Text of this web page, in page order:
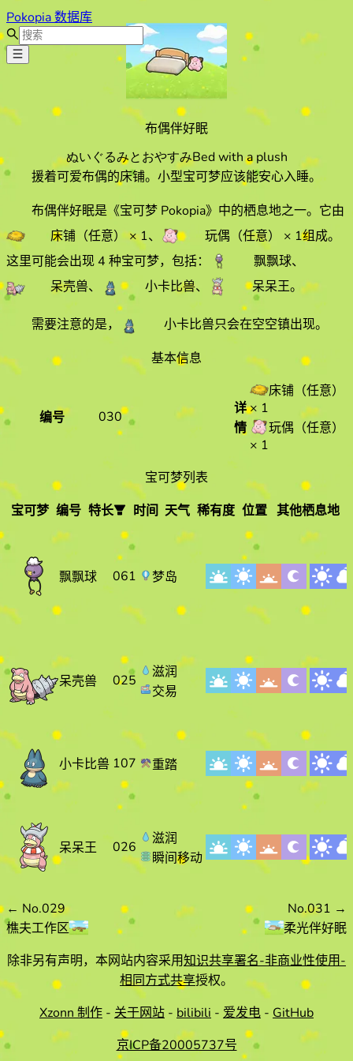
Pokopia 数据库
布偶伴好眠
ぬいぐるみとおやすみBed with a plush
援着可爱布偶的床铺。小型宝可梦应该能安心入睡。
布偶伴好眠是《宝可梦 Pokopia》中的栖息地之一。它由
床铺（任意）× 1、 玩偶（任意） × 1组成。
这里可能会出现 4 种宝可梦，包括：
飘飘球、
呆壳兽、 小卡比兽、 呆呆王。
需要注意的是， 小卡比兽只会在空空镇出现。
基本信息
编号 030
详
情
床铺（任意）
× 1
玩偶（任意）
× 1
宝可梦列表
宝可梦 编号 特长 时间 天气 稀有度 位置 其他栖息地
编
号
天气
飘飘球 061 梦岛
呆壳兽 025
滋润
交易
小卡比兽 107 重踏
呆呆王 026
滋润
瞬间移动
← No.029
樵夫工作区
No.031 →
柔光伴好眠
除非另有声明，本网站内容采用知识共享署名-非商业性使用-
相同方式共享授权。
Xzonn 制作 - 关于网站 - bilibili - 爱发电 - GitHub
京ICP备20005737号